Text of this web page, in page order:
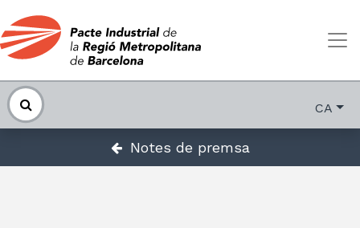
CA
Notes de premsa